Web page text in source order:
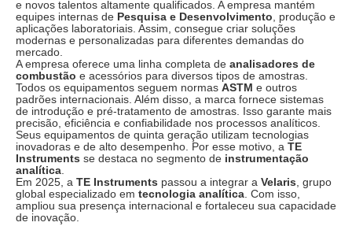
e novos talentos altamente qualificados. A empresa mantém
equipes internas de Pesquisa e Desenvolvimento , produção e
aplicações laboratoriais. Assim, consegue criar soluções
modernas e personalizadas para diferentes demandas do
mercado.
A empresa oferece uma linha completa de analisadores de
combustão e acessórios para diversos tipos de amostras.
Todos os equipamentos seguem normas ASTM e outros
padrões internacionais. Além disso, a marca fornece sistemas
de introdução e pré-tratamento de amostras. Isso garante mais
precisão, eficiência e confiabilidade nos processos analíticos.
Seus equipamentos de quinta geração utilizam tecnologias
inovadoras e de alto desempenho. Por esse motivo, a TE
Instruments se destaca no segmento de instrumentação
analítica
Em 2025, a TE Instruments passou a integrar a Velaris , grupo
global especializado em tecnologia analítica . Com isso,
ampliou sua presença internacional e fortaleceu sua capacidade
de inovação.